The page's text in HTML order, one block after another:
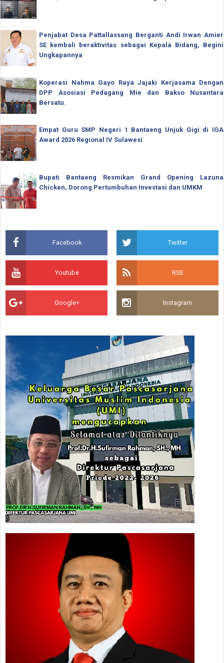
Penjabat Desa Pattallassang Berganti Andi Irwan Amier
SE kembali beraktivitas sebagai Kepala Bidang, Begini
Ungkapannya
Koperasi Nahma Gayo Raya Jajaki Kerjasama Dengan
DPP Asosiasi Pedagang Mie dan Bakso Nusantara
Bersatu.
Empat Guru SMP Negeri 1 Bantaeng Unjuk Gigi di IGA
Award 2026 Regional IV Sulawesi
Bupati Bantaeng Resmikan Grand Opening Lazuna
Chicken, Dorong Pertumbuhan Investasi dan UMKM
Facebook Twitter
Youtube RSS
Google+ Instagram